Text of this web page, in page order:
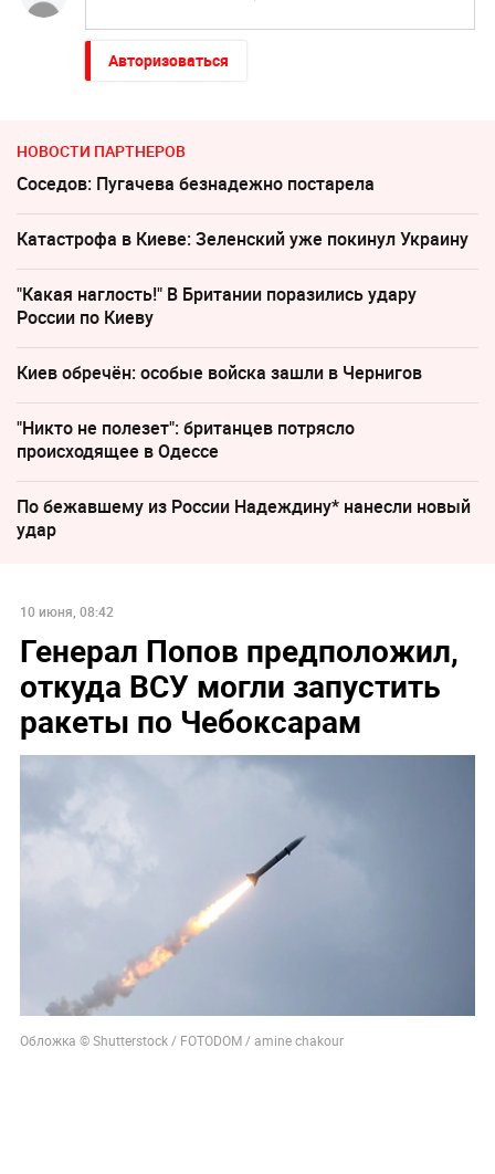
Авторизоваться
НОВОСТИ ПАРТНЕРОВ
Соседов: Пугачева безнадежно постарела
Катастрофа в Киеве: Зеленский уже покинул Украину
"Какая наглость!" В Британии поразились удару
России по Киеву
Киев обречён: особые войска зашли в Чернигов
"Никто не полезет": британцев потрясло
происходящее в Одессе
По бежавшему из России Надеждину* нанесли новый
удар
10 июня, 08:42
Генерал Попов предположил,
откуда ВСУ могли запустить
ракеты по Чебоксарам
Обложка © Shutterstock / FOTODOM / amine chakour